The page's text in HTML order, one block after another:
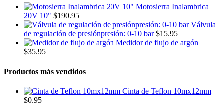
Motosierra Inalambrica
20V 10" $190.95
Válvula
de regulación de presiónpresión: 0-10 bar $15.95
Medidor de flujo de argón
$35.95
Productos más vendidos
Cinta de Teflon 10mx12mm
$0.95